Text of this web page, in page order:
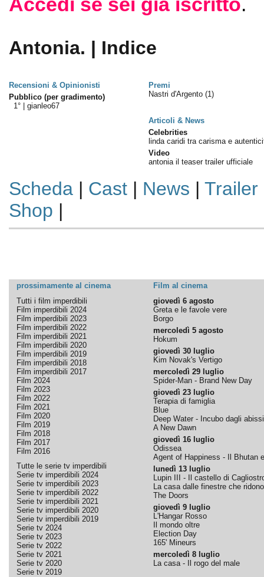
Antonia. | Indice
Recensioni & Opinionisti
Premi
Pubblico (per gradimento)
1° | gianleo67
Nastri d'Argento (1)
Articoli & News
Celebrities
linda caridi tra carisma e
Video
antonia il teaser trailer ufficiale
Scheda| Cast| News | Trailer
Shop |
prossimamente al cinema
Film al cinema
Tutti i film imperdibili
Film imperdibili 2024
Film imperdibili 2023
Film imperdibili 2022
Film imperdibili 2021
Film imperdibili 2020
Film imperdibili 2019
Film imperdibili 2018
Film imperdibili 2017
Film 2024
Film 2023
Film 2022
Film 2021
Film 2020
Film 2019
Film 2018
Film 2017
Film 2016
Tutte le serie tv imperdibili
Serie tv imperdibili 2024
Serie tv imperdibili 2023
Serie tv imperdibili 2022
Serie tv imperdibili 2021
Serie tv imperdibili 2020
Serie tv imperdibili 2019
Serie tv 2024
Serie tv 2023
Serie tv 2022
Serie tv 2021
Serie tv 2020
Serie tv 2019
giovedì 6 agosto
Greta e le favole vere
Borgo
mercoledì 5 agosto
Hokum
giovedì 30 luglio
Kim Novak's Vertigo
mercoledì 29 luglio
Spider-Man - Brand New Day
giovedì 23 luglio
Terapia di famiglia
Blue
Deep Water - Incubo dagli abissi
A New Dawn
giovedì 16 luglio
Odissea
Agent of Happiness - Il Bhutan
lunedì 13 luglio
Lupin III - Il castello di
La casa dalle finestre che ridono
The Doors
giovedì 9 luglio
L'Hangar Rosso
Il mondo oltre
Election Day
165' Mineurs
mercoledì 8 luglio
La casa - Il rogo del male